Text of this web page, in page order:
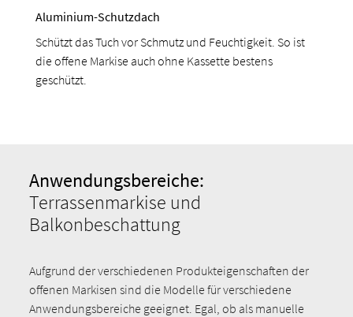
Aluminium-Schutzdach
Schützt das Tuch vor Schmutz und Feuchtigkeit. So ist
die offene Markise auch ohne Kassette bestens
geschützt.
Anwendungsbereiche:
Terrassenmarkise und
Balkonbeschattung
Aufgrund der verschiedenen Produkteigenschaften der
offenen Markisen sind die Modelle für verschiedene
Anwendungsbereiche geeignet. Egal, ob als manuelle